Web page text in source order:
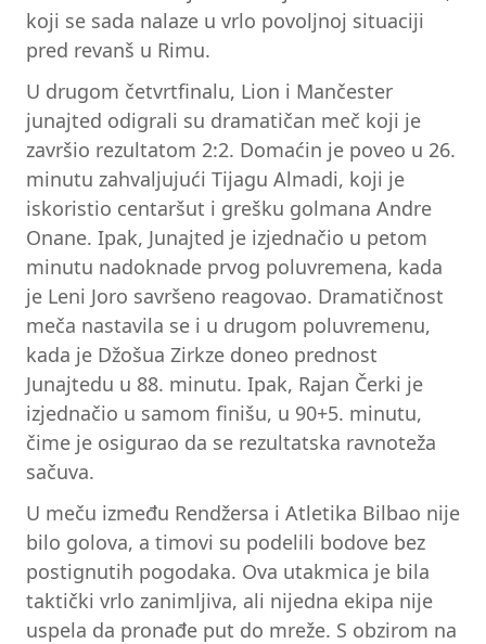
koji se sada nalaze u vrlo povoljnoj situaciji
pred revanš u Rimu.
U drugom četvrtfinalu, Lion i Mančester
junajted odigrali su dramatičan meč koji je
završio rezultatom 2:2. Domaćin je poveo u 26.
minutu zahvaljujući Tijagu Almadi, koji je
iskoristio centaršut i grešku golmana Andre
Onane. Ipak, Junajted je izjednačio u petom
minutu nadoknade prvog poluvremena, kada
je Leni Joro savršeno reagovao. Dramatičnost
meča nastavila se i u drugom poluvremenu,
kada je Džošua Zirkze doneo prednost
Junajtedu u 88. minutu. Ipak, Rajan Čerki je
izjednačio u samom finišu, u 90+5. minutu,
čime je osigurao da se rezultatska ravnoteža
sačuva.
U meču između Rendžersa i Atletika Bilbao nije
bilo golova, a timovi su podelili bodove bez
postignutih pogodaka. Ova utakmica je bila
taktički vrlo zanimljiva, ali nijedna ekipa nije
uspela da pronađe put do mreže. S obzirom na